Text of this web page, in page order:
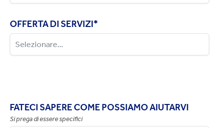
OFFERTA DI SERVIZI*
FATECI SAPERE COME POSSIAMO AIUTARVI
Si prega di essere specifici